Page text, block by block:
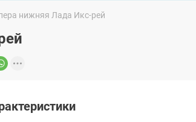
нижняя Лада Икс-рей